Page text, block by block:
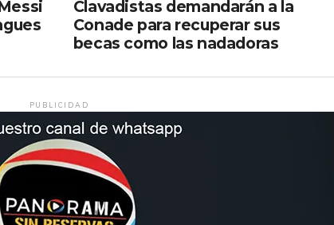
Clavadistas demandarán a la
Conade para recuperar sus
becas como las nadadoras
PUBLICIDAD